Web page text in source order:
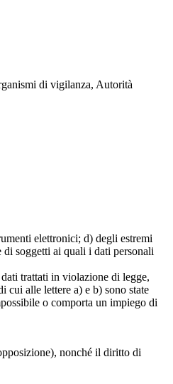
di vigilanza, Autorità
elettronici; d) degli estremi
soggetti ai quali i dati personali
trattati in violazione di legge,
cui alle lettere a) e b) sono state
o comporta un impiego di
nonché il diritto di